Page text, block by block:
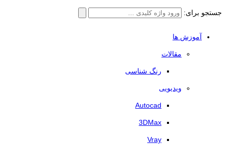
جستجو برای:
آموزش ها
مقالات
رنگ شناسی
ویدیویی
Autocad
3DMax
Vray